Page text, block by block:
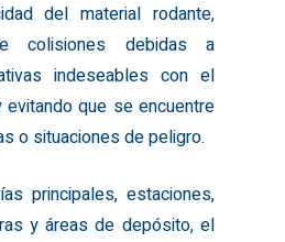
del material rodante,
colisiones debidas a
indeseables con el
que se encuentre
o situaciones de peligro.
principales, estaciones,
y áreas de depósito, el